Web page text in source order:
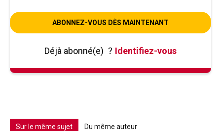
ABONNEZ-VOUS DÈS MAINTENANT
Déjà abonné(e) ? Identifiez-vous
Sur le même sujet Du même auteur